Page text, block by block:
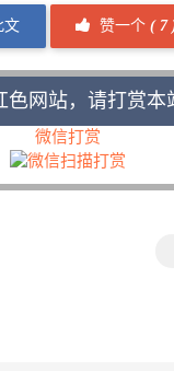
文 赞一个( 7
色网站，请打赏本
微信打赏